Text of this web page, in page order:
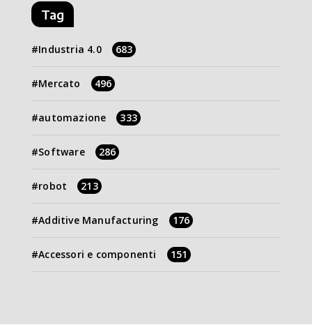
Tag
Industria 4.0 683
Mercato 496
automazione 333
Software 286
robot 213
Additive Manufacturing 176
Accessori e componenti 151